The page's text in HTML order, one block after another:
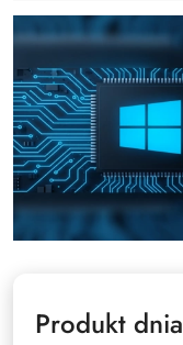
Produkt dnia